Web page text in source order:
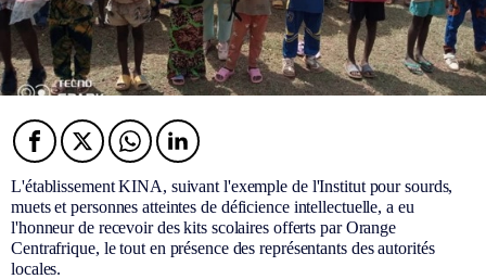
Facebook
TwitterTwitterTwitter
L'établissement KINA, suivant l'exemple de l'Institut pour sourds,
muets et personnes atteintes de déficience intellectuelle, a eu
l'honneur de recevoir des kits scolaires offerts par Orange
Centrafrique, le tout en présence des représentants des autorités
locales.